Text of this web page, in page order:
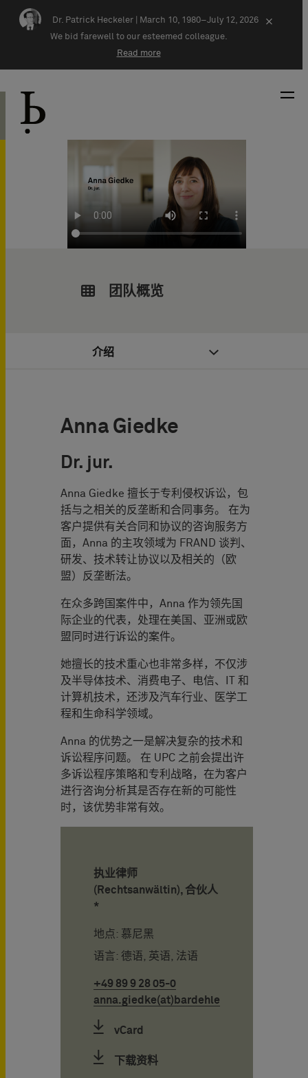
Skip navigation
Dr. Patrick Heckeler |
March 10, 1980–July 12, 2026
We bid farewell to our esteemed colleague.
Read more
×
团队概览
介绍
Anna Giedke
Dr. jur.
Anna Giedke 擅长于专利侵权诉讼，包
括与之相关的反垄断和合同事务。 在为
客户提供有关合同和协议的咨询服务方
面，Anna 的主攻领域为 FRAND 谈判、
研发、技术转让协议以及相关的（欧
盟）反垄断法。
在众多跨国案件中，Anna 作为领先国
际企业的代表，处理在美国、亚洲或欧
盟同时进行诉讼的案件。
她擅长的技术重心也非常多样，不仅涉
及半导体技术、消费电子、电信、IT 和
计算机技术，还涉及汽车行业、医学工
程和生命科学领域。
Anna 的优势之一是解决复杂的技术和
诉讼程序问题。 在 UPC 之前会提出许
多诉讼程序策略和专利战略，在为客户
进行咨询分析其是否存在新的可能性
时，该优势非常有效。
执业律师
(Rechtsanwältin), 合伙人
*
地点: 慕尼黑
语言: 德语, 英语, 法语
+49 89 9 28 05-0
anna.giedke(at)bardehle.de
vCard
下载资料